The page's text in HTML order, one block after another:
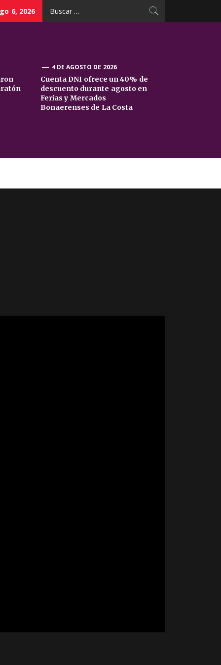
6, 2026
4 DE AGOSTO DE 2026
Cuenta DNI ofrece un 40% de
descuento durante agosto en
Ferias y Mercados
Bonaerenses de La Costa